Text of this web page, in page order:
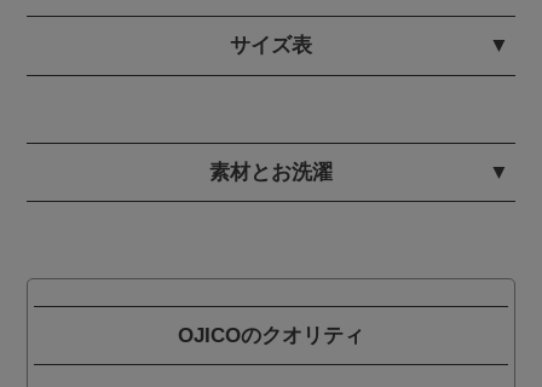
サイズ表
素材とお洗濯
OJICOのクオリティ